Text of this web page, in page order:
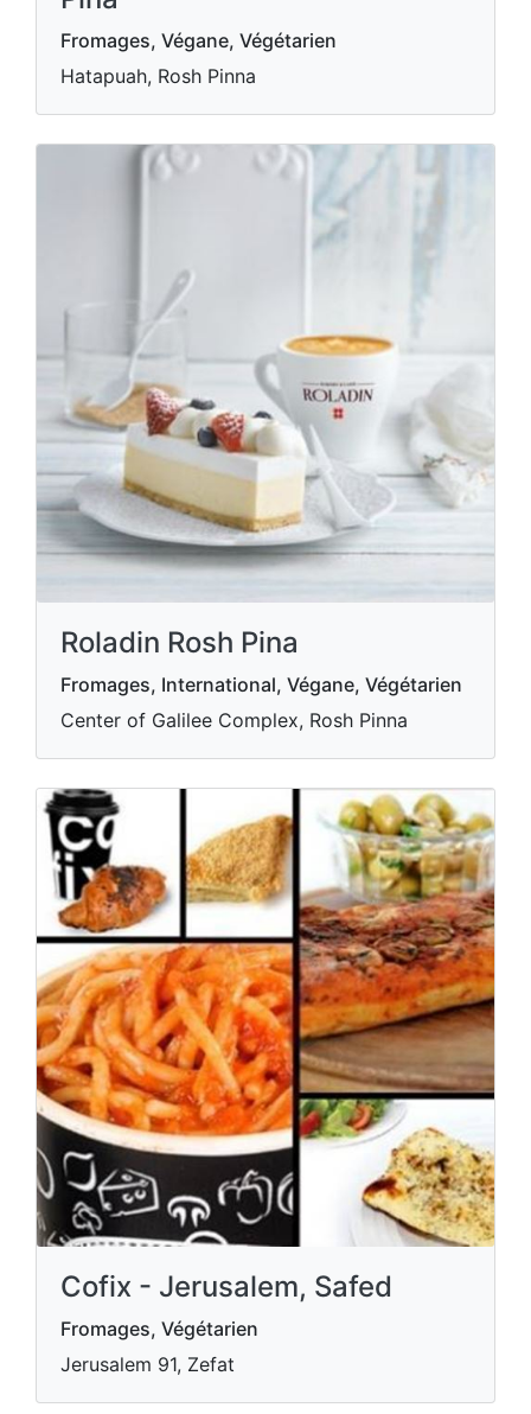
Fromages, Végane, Végétarien
Hatapuah, Rosh Pinna
Roladin Rosh Pina
Fromages, International, Végane, Végétarien
Center of Galilee Complex, Rosh Pinna
Cofix - Jerusalem, Safed
Fromages, Végétarien
Jerusalem 91, Zefat